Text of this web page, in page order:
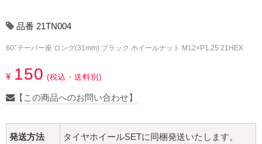
13インチ：夏タイヤホイール
14インチ：夏タイヤホイール
品番 21TN004
60°テーパー座 ロング(31mm) ブラック ホイールナット M12×P1.25 21HEX
¥ 150 (税込・送料別)
【この商品へのお問い合わせ】
発送方法 タイヤホイールSETに同梱発送いたします。